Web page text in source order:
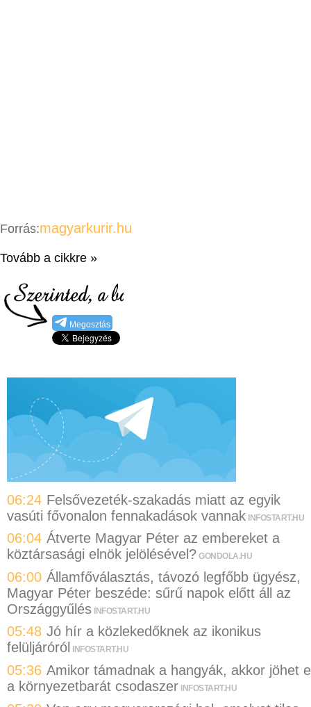
Forrás:magyarkurir.hu
Tovább a cikkre »
Megosztás
06:24 Felsővezeték-szakadás miatt az egyik
vasúti fővonalon fennakadások vannak INFOSTART.HU
06:04 Átverte Magyar Péter az embereket a
köztársasági elnök jelölésével? GONDOLA.HU
06:00 Államfőválasztás, távozó legfőbb ügyész,
Magyar Péter beszéde: sűrű napok előtt áll az
Országgyűlés INFOSTART.HU
05:48 Jó hír a közlekedőknek az ikonikus
felüljáróról
INFOSTART.HU
05:36 Amikor támadnak a hangyák, akkor jöhet
a környezetbarát csodaszer INFOSTART.HU